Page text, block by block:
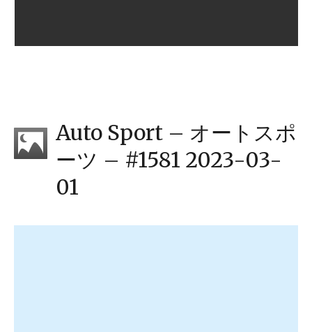
Auto Sport – オートスポ
ーツ – #1581 2023-03-
01